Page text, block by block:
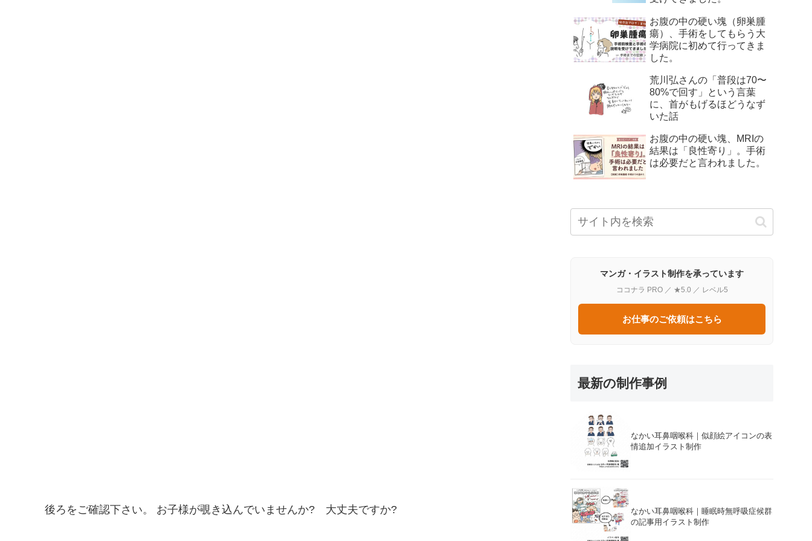
後ろをご確認下さい。 お子様が覗き込んでいませんか? 大丈夫ですか?
お腹の中の硬い塊（卵巣腫
瘍）、手術をしてもらう大
学病院に初めて行ってきま
した。
荒川弘さんの「普段は70〜
80%で回す」という言葉
に、首がもげるほどうなず
いた話
お腹の中の硬い塊、MRIの
結果は「良性寄り」。手術
は必要だと言われました。
マンガ・イラスト制作を承っています
ココナラ PRO ／ ★5.0 ／ レベル5
お仕事のご依頼はこちら
最新の制作事例
なかい耳鼻咽喉科｜似顔絵アイコンの表
情追加イラスト制作
なかい耳鼻咽喉科｜睡眠時無呼吸症候群
の記事用イラスト制作